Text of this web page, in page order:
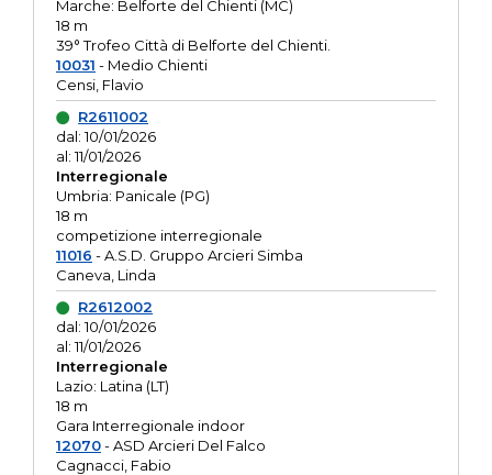
Marche: Belforte del Chienti (MC)
18 m
39° Trofeo Città di Belforte del Chienti.
10031 - Medio Chienti
Censi, Flavio
R2611002
dal: 10/01/2026
al: 11/01/2026
Interregionale
Umbria: Panicale (PG)
18 m
competizione interregionale
11016 - A.S.D. Gruppo Arcieri Simba
Caneva, Linda
R2612002
dal: 10/01/2026
al: 11/01/2026
Interregionale
Lazio: Latina (LT)
18 m
Gara Interregionale indoor
12070- ASD Arcieri Del Falco
Cagnacci, Fabio